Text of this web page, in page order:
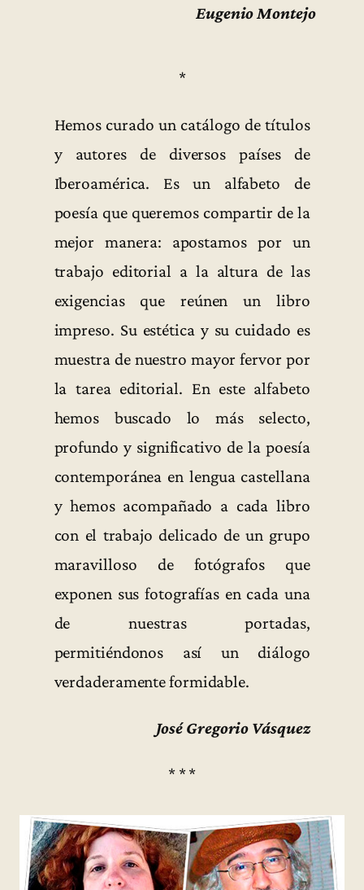
Eugenio Montejo
*
Hemos curado un catálogo de títulos
y autores de diversos países de
Iberoamérica. Es un alfabeto de
poesía que queremos compartir de la
mejor manera: apostamos por un
trabajo editorial a la altura de las
exigencias que reúnen un libro
impreso. Su estética y su cuidado es
muestra de nuestro mayor fervor por
la tarea editorial. En este alfabeto
hemos buscado lo más selecto,
profundo y significativo de la poesía
contemporánea en lengua castellana
y hemos acompañado a cada libro
con el trabajo delicado de un grupo
maravilloso de fotógrafos que
exponen sus fotografías en cada una
de nuestras portadas,
permitiéndonos así un diálogo
verdaderamente formidable.
José Gregorio Vásquez
* * *